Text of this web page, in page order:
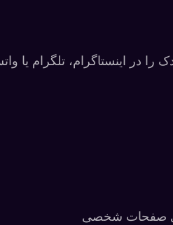
را در اینستاگرام، تلگرام یا
صفحات شخصی